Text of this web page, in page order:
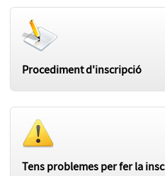
Procediment d'inscripció
Tens problemes per fer la